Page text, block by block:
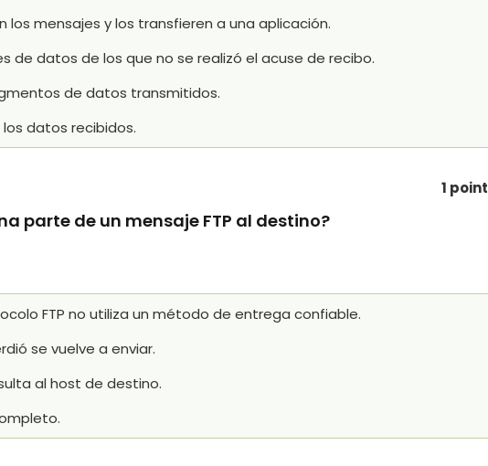
los mensajes y los transfieren a una aplicación.
de datos de los que no se realizó el acuse de recibo.
de datos transmitidos.
datos recibidos.
1
parte de un mensaje FTP al destino?
FTP no utiliza un método de entrega confiable.
se vuelve a enviar.
al host de destino.